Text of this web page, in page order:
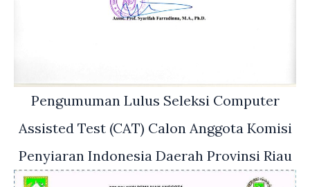
Pengumuman Lulus Seleksi Computer
Assisted Test (CAT) Calon Anggota Komisi
Penyiaran Indonesia Daerah Provinsi Riau